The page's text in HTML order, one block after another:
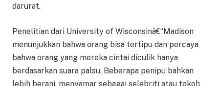
darurat.
Penelitian dari University of Wisconsinâ€“Madison
menunjukkan bahwa orang bisa tertipu dan percaya
bahwa orang yang mereka cintai diculik hanya
berdasarkan suara palsu. Beberapa penipu bahkan
lebih berani, menyamar sebagai selebriti atau tokoh